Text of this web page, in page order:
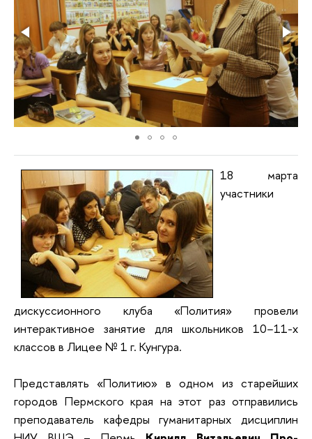
18 марта
участники
дискуссионного клуба «Полития» провели
интерактивное заня­тие для школьников 10−11-х
классов в Лицее № 1 г. Кунгура.
Представлять «Политию» в одном из старейших
городов Пермского края на этот раз отправились
преподаватель кафедры гуманитарных дисциплин